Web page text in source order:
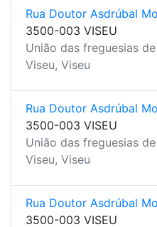
Rua Doutor Asdrúbal
3500-003 VISEU
União das freguesias
Viseu, Viseu
Rua Doutor Asdrúbal
3500-003 VISEU
União das freguesias
Viseu, Viseu
Rua Doutor Asdrúbal
3500-003 VISEU